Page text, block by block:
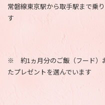
常磐線東京駅から取手駅まで乗
す
※ 約1ヵ月分のご飯（フード）
たプレゼントを選んでいます